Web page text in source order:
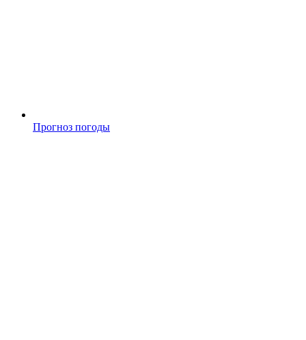
Прогноз погоды